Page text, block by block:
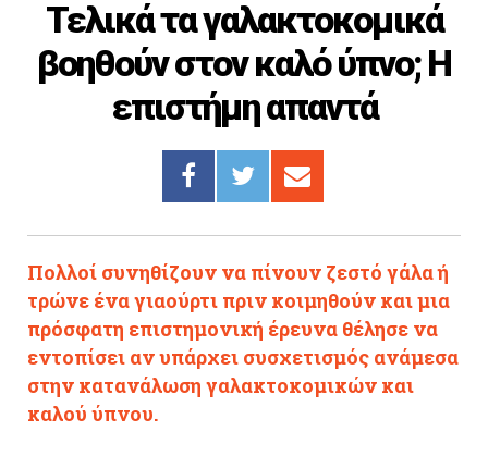
ΣΥΝΔΕΣΜΟΙ
Τελικά τα γαλακτοκομικά
βοηθούν στον καλό ύπνο; Η
επιστήμη απαντά
Πολλοί συνηθίζουν να πίνουν ζεστό γάλα ή
τρώνε ένα γιαούρτι πριν κοιμηθούν και μια
πρόσφατη επιστημονική έρευνα θέλησε να
εντοπίσει αν υπάρχει συσχετισμός ανάμεσα
στην κατανάλωση γαλακτοκομικών και
καλού ύπνου.